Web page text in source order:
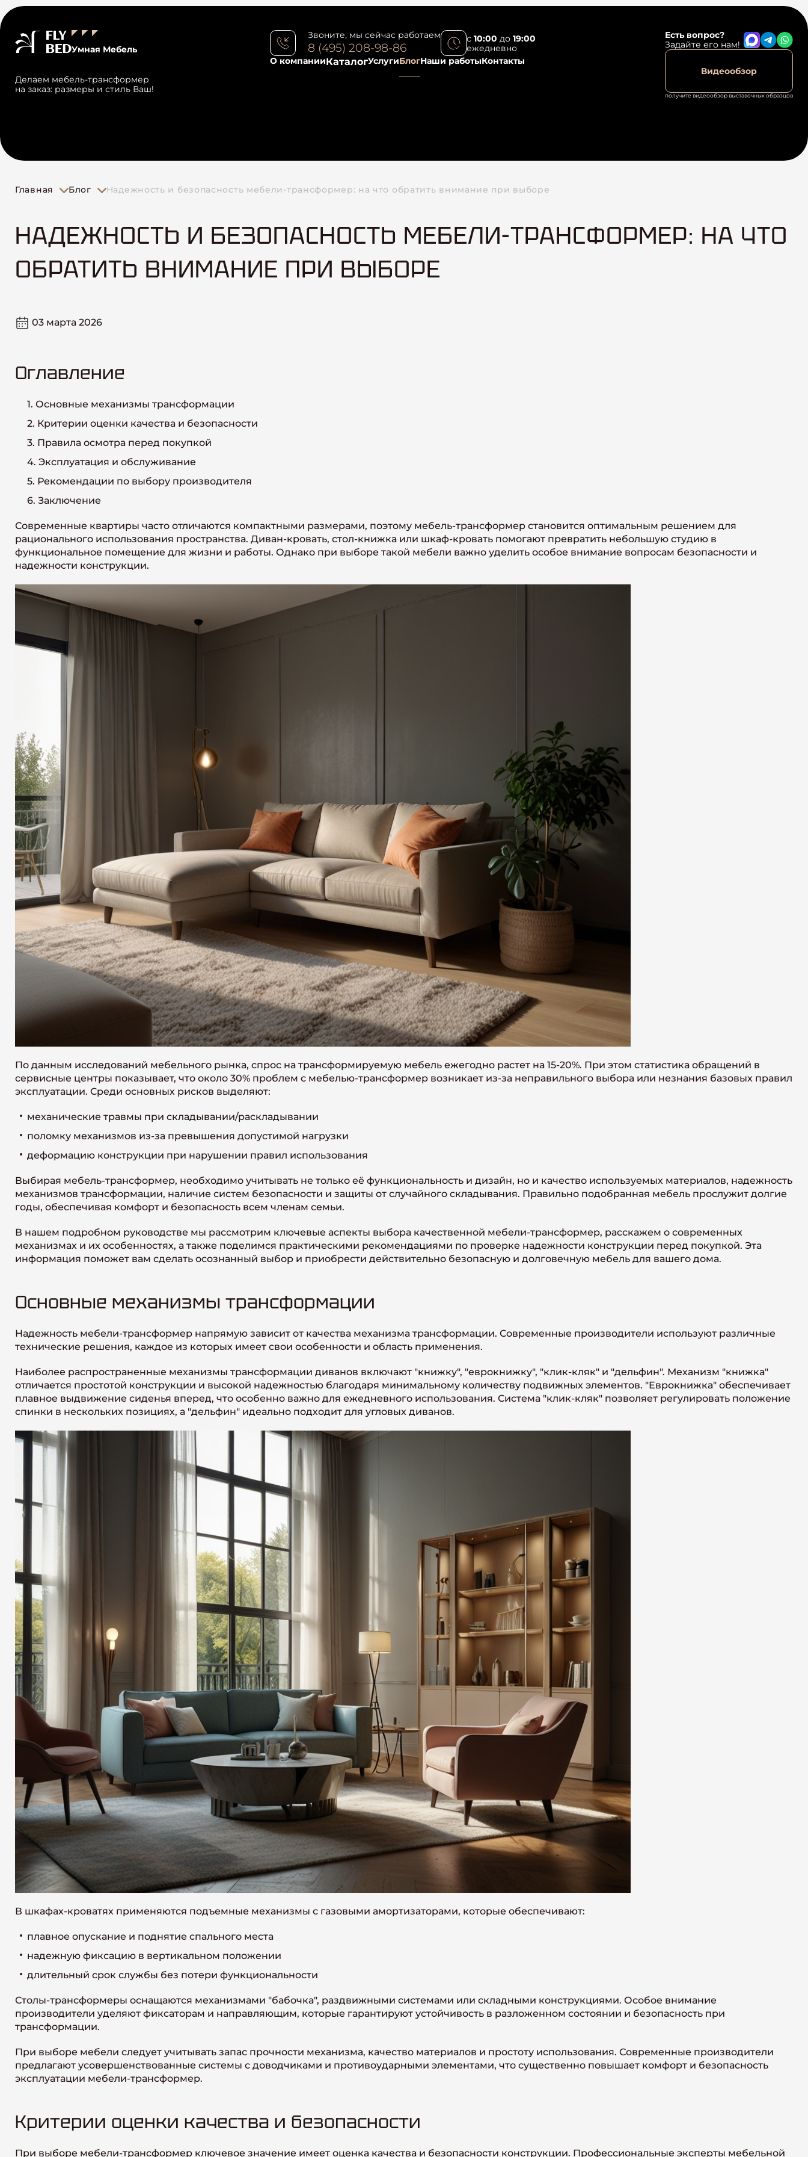
Умная Мебель
Делаем мебель-трансформер
на заказ: размеры и стиль Ваш!
Звоните, мы сейчас работаем
8 (495) 208-98-86
с 10:00 до 19:00
ежедневно
О компанииКаталогУслугиБлогНаши работыКонтакты
Есть вопрос?
Задайте его нам!
Видеообзор
получите видеообзор выставочных образцов
Главная Блог Надежность и безопасность мебели-трансформер: на что обратить внимание при выборе
НАДЕЖНОСТЬ И БЕЗОПАСНОСТЬ МЕБЕЛИ-ТРАНСФОРМЕР: НА ЧТО
ОБРАТИТЬ ВНИМАНИЕ ПРИ ВЫБОРЕ
03 марта 2026
Оглавление
1. Основные механизмы трансформации
2. Критерии оценки качества и безопасности
3. Правила осмотра перед покупкой
4. Эксплуатация и обслуживание
5. Рекомендации по выбору производителя
6. Заключение
Современные квартиры часто отличаются компактными размерами, поэтому мебель-трансформер становится оптимальным решением для
рационального использования пространства. Диван-кровать, стол-книжка или шкаф-кровать помогают превратить небольшую студию в
функциональное помещение для жизни и работы. Однако при выборе такой мебели важно уделить особое внимание вопросам безопасности и
надежности конструкции.
По данным исследований мебельного рынка, спрос на трансформируемую мебель ежегодно растет на 15-20%. При этом статистика обращений в
сервисные центры показывает, что около 30% проблем с мебелью-трансформер возникает из-за неправильного выбора или незнания базовых правил
эксплуатации. Среди основных рисков выделяют:
механические травмы при складывании/раскладывании
поломку механизмов из-за превышения допустимой нагрузки
деформацию конструкции при нарушении правил использования
Выбирая мебель-трансформер, необходимо учитывать не только её функциональность и дизайн, но и качество используемых материалов, надежность
механизмов трансформации, наличие систем безопасности и защиты от случайного складывания. Правильно подобранная мебель прослужит долгие
годы, обеспечивая комфорт и безопасность всем членам семьи.
В нашем подробном руководстве мы рассмотрим ключевые аспекты выбора качественной мебели-трансформер, расскажем о современных
механизмах и их особенностях, а также поделимся практическими рекомендациями по проверке надежности конструкции перед покупкой. Эта
информация поможет вам сделать осознанный выбор и приобрести действительно безопасную и долговечную мебель для вашего дома.
Основные механизмы трансформации
Надежность мебели-трансформер напрямую зависит от качества механизма трансформации. Современные производители используют различные
технические решения, каждое из которых имеет свои особенности и область применения.
Наиболее распространенные механизмы трансформации диванов включают "книжку", "еврокнижку", "клик-кляк" и "дельфин". Механизм "книжка"
отличается простотой конструкции и высокой надежностью благодаря минимальному количеству подвижных элементов. "Еврокнижка" обеспечивает
плавное выдвижение сиденья вперед, что особенно важно для ежедневного использования. Система "клик-кляк" позволяет регулировать положение
спинки в нескольких позициях, а "дельфин" идеально подходит для угловых диванов.
В шкафах-кроватях применяются подъемные механизмы с газовыми амортизаторами, которые обеспечивают:
плавное опускание и поднятие спального места
надежную фиксацию в вертикальном положении
длительный срок службы без потери функциональности
Столы-трансформеры оснащаются механизмами "бабочка", раздвижными системами или складными конструкциями. Особое внимание
производители уделяют фиксаторам и направляющим, которые гарантируют устойчивость в разложенном состоянии и безопасность при
трансформации.
При выборе мебели следует учитывать запас прочности механизма, качество материалов и простоту использования. Современные производители
предлагают усовершенствованные системы с доводчиками и противоударными элементами, что существенно повышает комфорт и безопасность
эксплуатации мебели-трансформер.
Критерии оценки качества и безопасности
При выборе мебели-трансформер ключевое значение имеет оценка качества и безопасности конструкции. Профессиональные эксперты мебельной